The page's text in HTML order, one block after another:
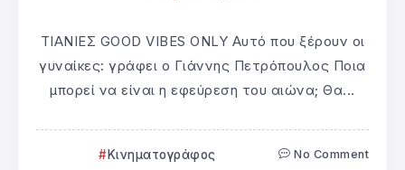
ΤΙΑΝΙΕΣ GOOD VIBES ONLY Αυτό που ξέρουν οι
γυναίκες: γράφει ο Γιάννης Πετρόπουλος Ποια
μπορεί να είναι η εφεύρεση του αιώνα; Θα...
Κινηματογράφος No Comment